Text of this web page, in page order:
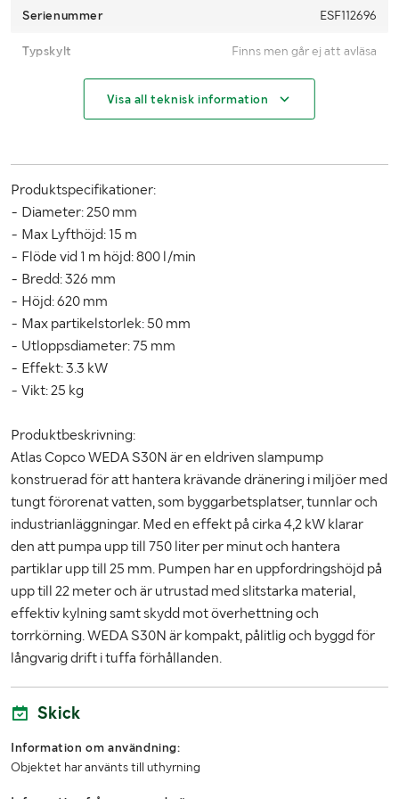
within 12 days from the end of the auction.
Serienummer ESF112696
Typskylt Finns men går ej att avläsa
MÅTT OCH VIKT:Visa all teknisk information
Produktspecifikationer:
- Diameter: 250 mm
- Max Lyfthöjd: 15 m
- Flöde vid 1 m höjd: 800 l/min
- Bredd: 326 mm
- Höjd: 620 mm
- Max partikelstorlek: 50 mm
- Utloppsdiameter: 75 mm
- Effekt: 3.3 kW
- Vikt: 25 kg
Produktbeskrivning:
Atlas Copco WEDA S30N är en eldriven slampump
konstruerad för att hantera krävande dränering i miljöer med
tungt förorenat vatten, som byggarbetsplatser, tunnlar och
industrianläggningar. Med en effekt på cirka 4,2 kW klarar
den att pumpa upp till 750 liter per minut och hantera
partiklar upp till 25 mm. Pumpen har en uppfordringshöjd på
upp till 22 meter och är utrustad med slitstarka material,
effektiv kylning samt skydd mot överhettning och
torrkörning. WEDA S30N är kompakt, pålitlig och byggd för
långvarig drift i tuffa förhållanden.
Skick
Information om användning:
Objektet har använts till uthyrning